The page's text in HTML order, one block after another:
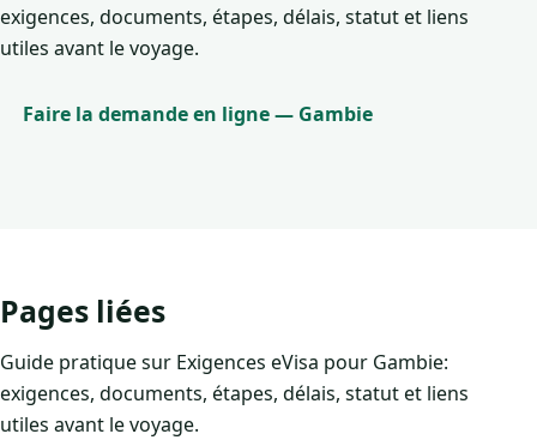
exigences, documents, étapes, délais, statut et liens
utiles avant le voyage.
Faire la demande en ligne — Gambie
Pages liées
Guide pratique sur Exigences eVisa pour Gambie:
exigences, documents, étapes, délais, statut et liens
utiles avant le voyage.